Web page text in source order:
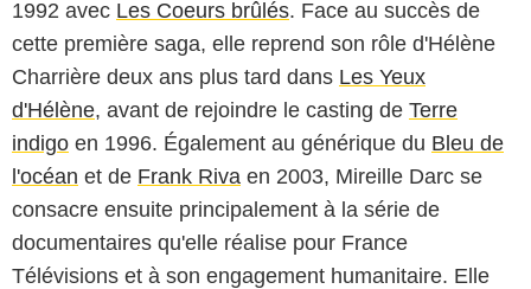
1992 avec Les Coeurs brûlés. Face au succès de
cette première saga, elle reprend son rôle d'Hélène
Charrière deux ans plus tard dans Les Yeux
d'Hélène, avant de rejoindre le casting de Terre
indigo en 1996. Également au générique du Bleu de
l'océan et de Frank Riva en 2003, Mireille Darc se
consacre ensuite principalement à la série de
documentaires qu'elle réalise pour France
Télévisions et à son engagement humanitaire. Elle